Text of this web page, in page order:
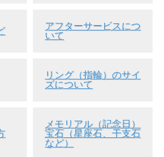
セージ：慈しむ愛。
珊瑚(えださんご)。宝石からのメ
ンゴ・さんご、コーラル)。
珊瑚を「ボケさんご」と呼ぶこと
「桃珊瑚」の「淡いピンク系の色」
アフターサービスにつ
いて
リング（指輪）のサイ
ズについて
メモリアル（記念日）
宝石（星座石、干支石
など）